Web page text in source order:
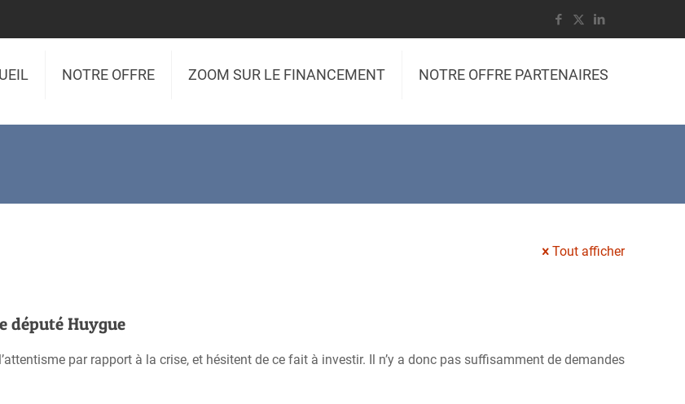
NOTRE OFFRE ZOOM SUR LE FINANCEMENT NOTRE OFFRE PARTENAIRES
Tout afficher
député Huygue
par rapport à la crise, et hésitent de ce fait à investir. Il n’y a donc pas suffisamment de demandes